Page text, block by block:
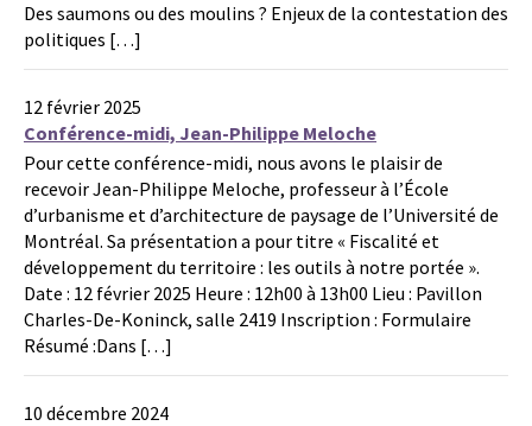
Des saumons ou des moulins ? Enjeux de la contestation des
politiques […]
12 février 2025
Conférence-midi, Jean-Philippe Meloche
Pour cette conférence-midi, nous avons le plaisir de
recevoir Jean-Philippe Meloche, professeur à l’École
d’urbanisme et d’architecture de paysage de l’Université de
Montréal. Sa présentation a pour titre « Fiscalité et
développement du territoire : les outils à notre portée ».
Date : 12 février 2025 Heure : 12h00 à 13h00 Lieu : Pavillon
Charles-De-Koninck, salle 2419 Inscription : Formulaire
Résumé :Dans […]
10 décembre 2024